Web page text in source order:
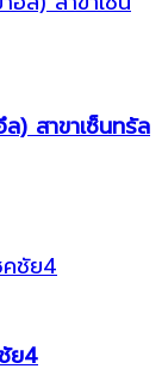
) สาขาเซ็นทรัล
ย4